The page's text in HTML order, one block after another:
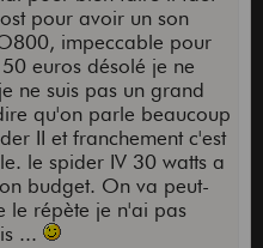
pour avoir un son
impeccable pour
euros désolé je ne
ne suis pas un grand
qu'on parle beaucoup
II et franchement c'est
le spider IV 30 watts a
budget. On va peut-
le répète je n'ai pas
...